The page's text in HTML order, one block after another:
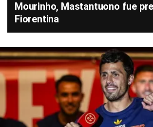
Mourinho, Mastantuono fue
Fiorentina